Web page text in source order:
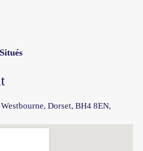
Dorset, BH4 8EN,